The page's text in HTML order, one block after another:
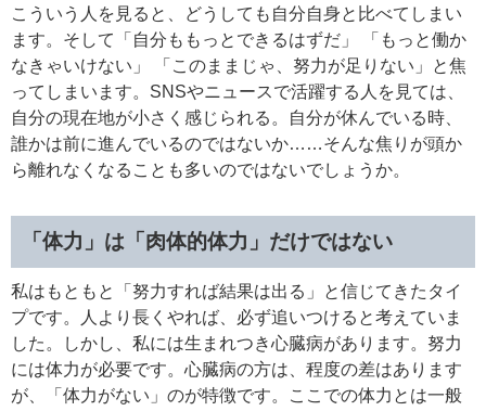
こういう人を見ると、どうしても自分自身と比べてしまい
ます。そして「自分ももっとできるはずだ」 「もっと働か
なきゃいけない」 「このままじゃ、努力が足りない」と焦
ってしまいます。SNSやニュースで活躍する人を見ては、
自分の現在地が小さく感じられる。自分が休んでいる時、
誰かは前に進んでいるのではないか……そんな焦りが頭か
ら離れなくなることも多いのではないでしょうか。
「体力」は「肉体的体力」だけではない
私はもともと「努力すれば結果は出る」と信じてきたタイ
プです。人より長くやれば、必ず追いつけると考えていま
した。しかし、私には生まれつき心臓病があります。努力
には体力が必要です。心臓病の方は、程度の差はあります
が、「体力がない」のが特徴です。ここでの体力とは一般